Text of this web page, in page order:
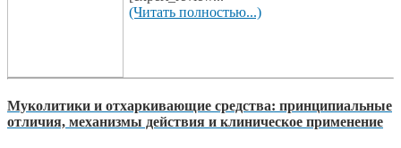
(Читать полностью...)
Муколитики и отхаркивающие средства: принципиальные
отличия, механизмы действия и клиническое применение